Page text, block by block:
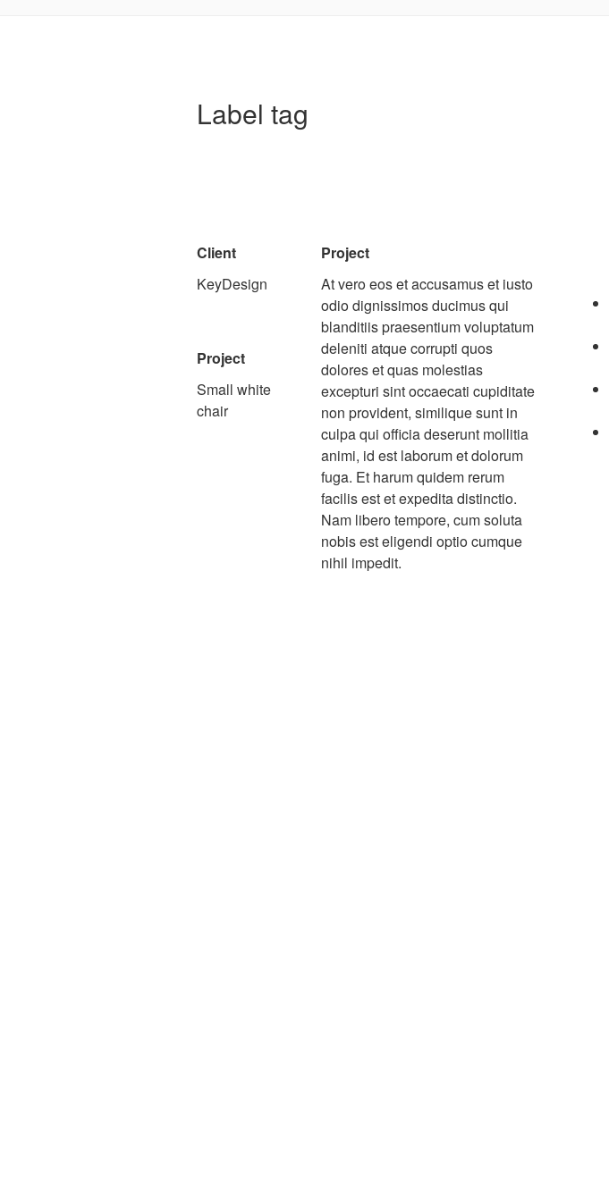
Label tag
Client
KeyDesign
Project
Small white
chair
Project
At vero eos et accusamus et iusto
odio dignissimos ducimus qui
blanditiis praesentium voluptatum
deleniti atque corrupti quos
dolores et quas molestias
excepturi sint occaecati cupiditate
non provident, similique sunt in
culpa qui officia deserunt mollitia
animi, id est laborum et dolorum
fuga. Et harum quidem rerum
facilis est et expedita distinctio.
Nam libero tempore, cum soluta
nobis est eligendi optio cumque
nihil impedit.